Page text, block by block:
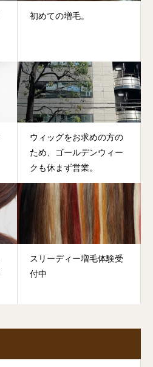
初めての増毛。
ウィッグをお求めの方の
ため、ゴールデンウィー
クも休まず営業。
スリーディー増毛体験受
付中